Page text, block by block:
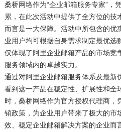
桑桥网络作为“企业邮箱服务专家”，
累，在此次活动中提供了全方位的技
而言是一大保障。活动中所包含的优
业用户均可根据自身需求制定最优选
仅体现了阿里企业邮箱产品的市场竞
服务领域内的卓越实力。
通过对阿里企业邮箱服务体系及最新
看到这一产品在稳定性、扩展性和全
时，桑桥网络作为官方授权代理商，
销政策，为企业用户带来了极大的市
效、稳定企业邮箱解决方案的企业而